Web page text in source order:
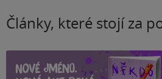
Články, které stojí za